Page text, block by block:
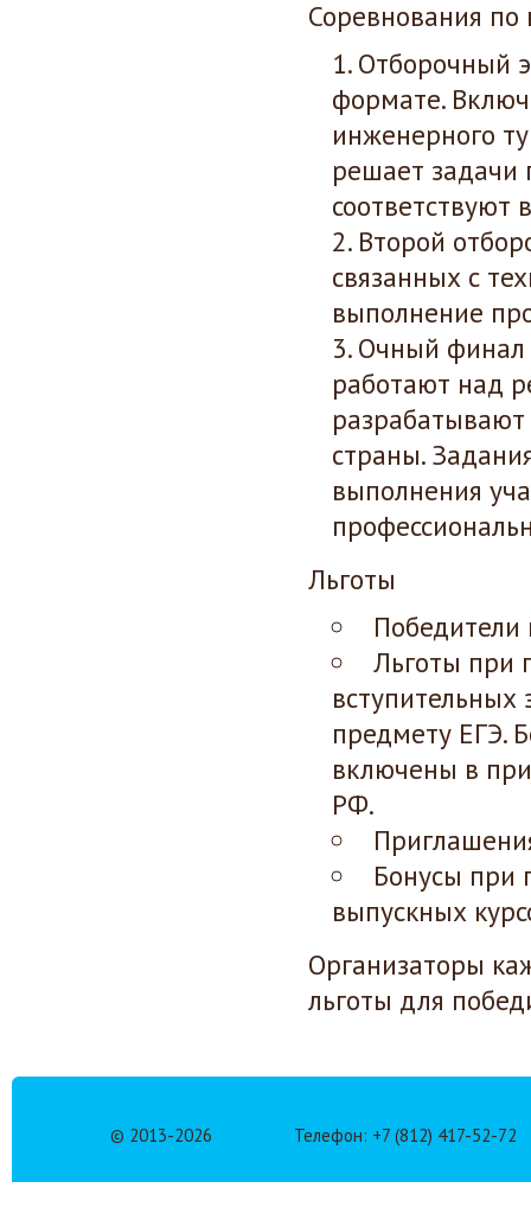
Соревнования по
Отборочный
формате.
инженерного
решает
Второй
связанных с
выполнение
Очный финал
работают над
страны.
выполнения
Льготы
Льготы при
предмету ЕГЭ.
включены в
РФ.
Бонусы при
выпускных
Организаторы
льготы для
© 2013-2026 Телефон: +7 (812) 417-52-72